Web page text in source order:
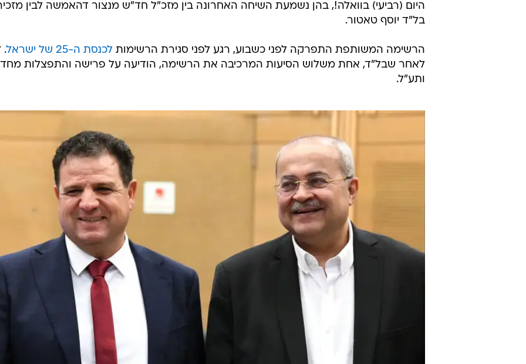
היום (רביעי) בוואלה!, בהן נשמעת השיחה האחרונה בין מזכ"ל חד"ש מנצור דהאמשה לבין
בל"ד יוסף טאטור.
הרשימה המשותפת התפרקה לפני כשבוע, רגע לפני סגירת הרשימות לכנסת ה-25 של ישראל
.
לאחר שבל"ד, אחת משלוש הסיעות המרכיבה את הרשימה, הודיעה על פרישה והתפצלות
ותע"ל.